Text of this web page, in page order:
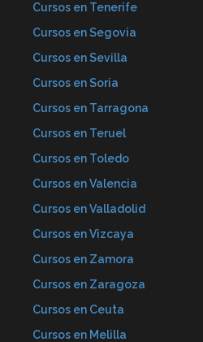
Cursos en Tenerife
Cursos en Segovia
Cursos en Sevilla
Cursos en Soria
Cursos en Tarragona
Cursos en Teruel
Cursos en Toledo
Cursos en Valencia
Cursos en Valladolid
Cursos en Vizcaya
Cursos en Zamora
Cursos en Zaragoza
Cursos en Ceuta
Cursos en Melilla